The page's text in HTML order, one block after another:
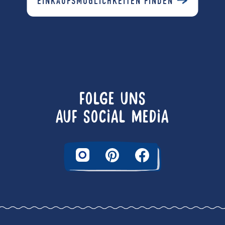
FOLGE UNS
AUF SOCIAL MEDIA